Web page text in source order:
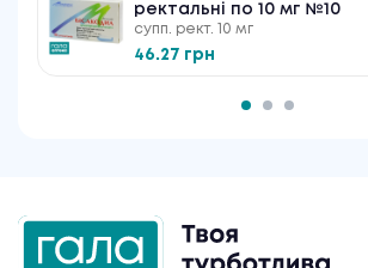
ректальні по 10 мг №10
супп. рект. 10 мг
46.27 грн